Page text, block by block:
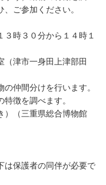
ご参加ください。
時３０分から１４時１
津市一身田上津部田
仲間分けを行います。
徴を調べます。
（三重県総合博物館
保護者の同伴が必要で